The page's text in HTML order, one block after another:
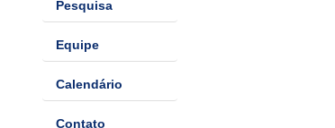
Pesquisa
Equipe
Calendário
Contato